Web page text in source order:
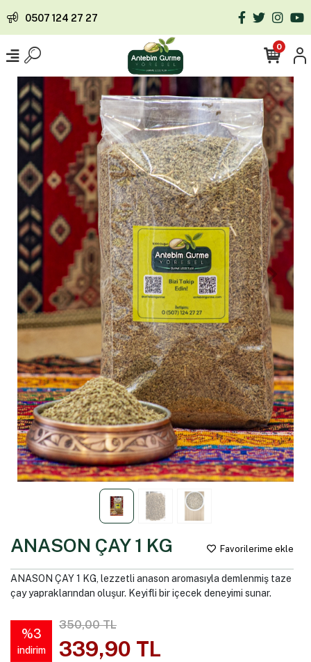
0507 124 27 27
0
ANASON ÇAY 1 KG Favorilerime ekle
ANASON ÇAY 1 KG, lezzetli anason aromasıyla demlenmiş taze
çay yapraklarından oluşur. Keyifli bir içecek deneyimi sunar.
%3
indirim
350,00 TL
339,90 TL